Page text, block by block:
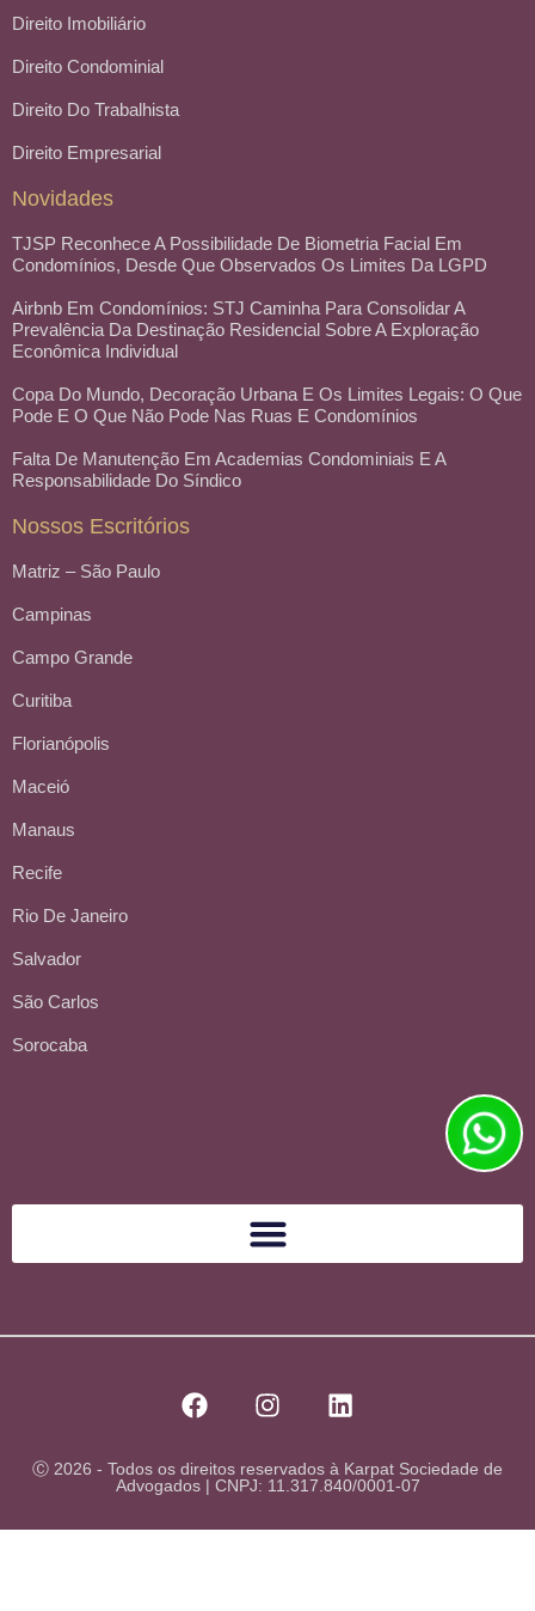
Direito Imobiliário
Direito Condominial
Direito Do Trabalhista
Direito Empresarial
Novidades
TJSP Reconhece A Possibilidade De Biometria Facial Em
Condomínios, Desde Que Observados Os Limites Da LGPD
Airbnb Em Condomínios: STJ Caminha Para Consolidar A
Prevalência Da Destinação Residencial Sobre A Exploração
Econômica Individual
Copa Do Mundo, Decoração Urbana E Os Limites Legais: O Que
Pode E O Que Não Pode Nas Ruas E Condomínios
Falta De Manutenção Em Academias Condominiais E A
Responsabilidade Do Síndico
Nossos Escritórios
Matriz – São Paulo
Campinas
Campo Grande
Curitiba
Florianópolis
Maceió
Manaus
Recife
Rio De Janeiro
Salvador
São Carlos
Sorocaba
Ⓒ 2026 - Todos os direitos reservados à Karpat Sociedade de
Advogados | CNPJ: 11.317.840/0001-07